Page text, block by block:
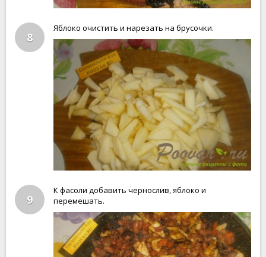
8
Яблоко очистить и нарезать на брусочки.
9
К фасоли добавить чернослив, яблоко и
перемешать.